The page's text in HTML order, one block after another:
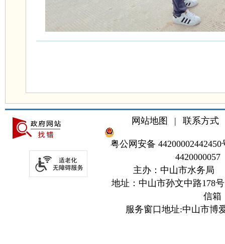
网站地图 | 联系方式
粤公网安备 44200002442450
4420000057
主办：中山市水务局
地址：中山市孙文中路178号
信箱
服务窗口地址:中山市博